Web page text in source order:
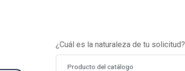
¿Cuál es la naturaleza de tu solicitud?
Producto del catálogo